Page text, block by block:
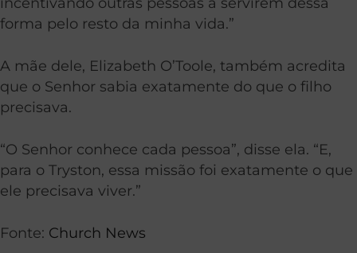
forma pelo resto da minha vida.”
A mãe dele, Elizabeth O’Toole, também acredita
que o Senhor sabia exatamente do que o filho
precisava.
“O Senhor conhece cada pessoa”, disse ela. “E,
para o Tryston, essa missão foi exatamente o que
ele precisava viver.”
Fonte: Church News